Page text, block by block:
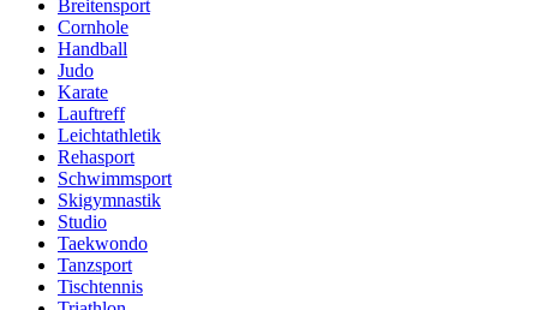
Breitensport
Cornhole
Handball
Judo
Karate
Lauftreff
Leichtathletik
Rehasport
Schwimmsport
Skigymnastik
Studio
Taekwondo
Tanzsport
Tischtennis